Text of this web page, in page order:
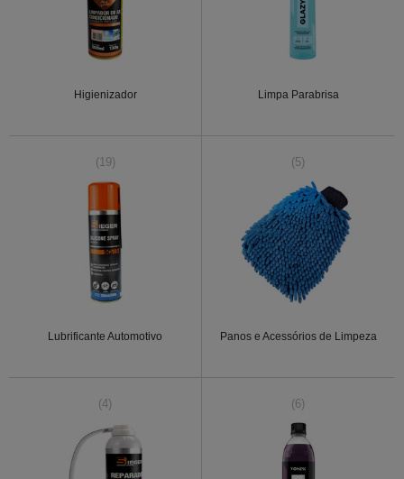
Higienizador Limpa Parabrisa
(19)
Lubrificante Automotivo
(5)
Panos e Acessórios de Limpeza
(4) (6)